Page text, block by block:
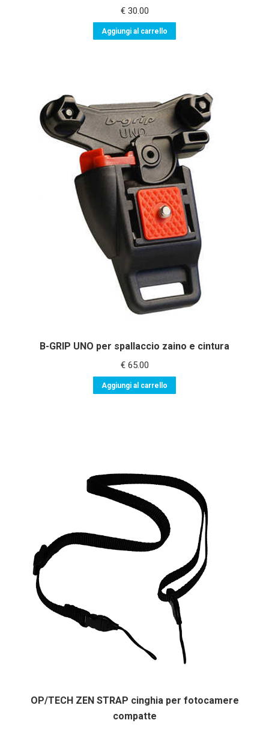
€30.00
Aggiungi al carrello
B-GRIP UNO per spallaccio zaino e cintura
€65.00
Aggiungi al carrello
OP/TECH ZEN STRAP cinghia per fotocamere
compatte